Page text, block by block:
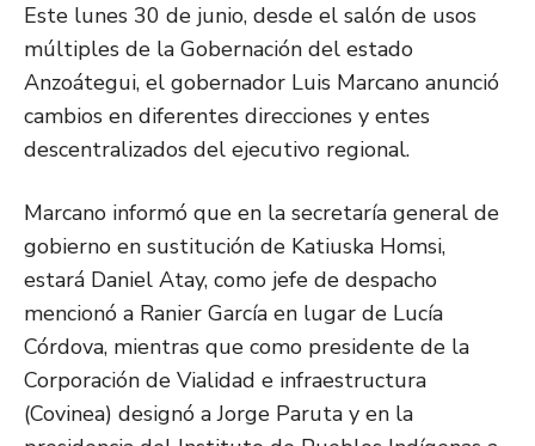
Este lunes 30 de junio, desde el salón de usos
múltiples de la Gobernación del estado
Anzoátegui, el gobernador Luis Marcano anunció
cambios en diferentes direcciones y entes
descentralizados del ejecutivo regional.
Marcano informó que en la secretaría general de
gobierno en sustitución de Katiuska Homsi,
estará Daniel Atay, como jefe de despacho
mencionó a Ranier García en lugar de Lucía
Córdova, mientras que como presidente de la
Corporación de Vialidad e infraestructura
(Covinea) designó a Jorge Paruta y en la